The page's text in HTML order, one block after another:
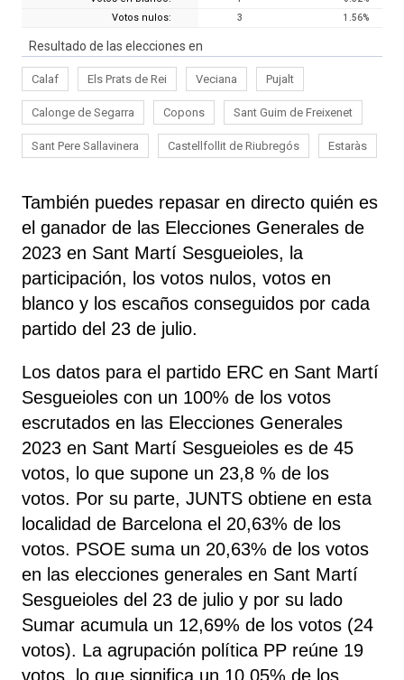
Votos nulos: 3 1.56%
Resultado de las elecciones en
Calaf Els Prats de Rei Veciana Pujalt
Calonge de Segarra Copons Sant Guim de Freixenet
Sant Pere Sallavinera Castellfollit de Riubregós Estaràs
También puedes repasar en directo quién es
el ganador de las Elecciones Generales de
2023 en Sant Martí Sesgueioles, la
participación, los votos nulos, votos en
blanco y los escaños conseguidos por cada
partido del 23 de julio.
Los datos para el partido ERC en Sant Martí
Sesgueioles con un 100% de los votos
escrutados en las Elecciones Generales
2023 en Sant Martí Sesgueioles es de 45
votos, lo que supone un 23,8 % de los
votos. Por su parte, JUNTS obtiene en esta
localidad de Barcelona el 20,63% de los
votos. PSOE suma un 20,63% de los votos
en las elecciones generales en Sant Martí
Sesgueioles del 23 de julio y por su lado
Sumar acumula un 12,69% de los votos (24
votos). La agrupación política PP reúne 19
votos, lo que significa un 10,05% de los